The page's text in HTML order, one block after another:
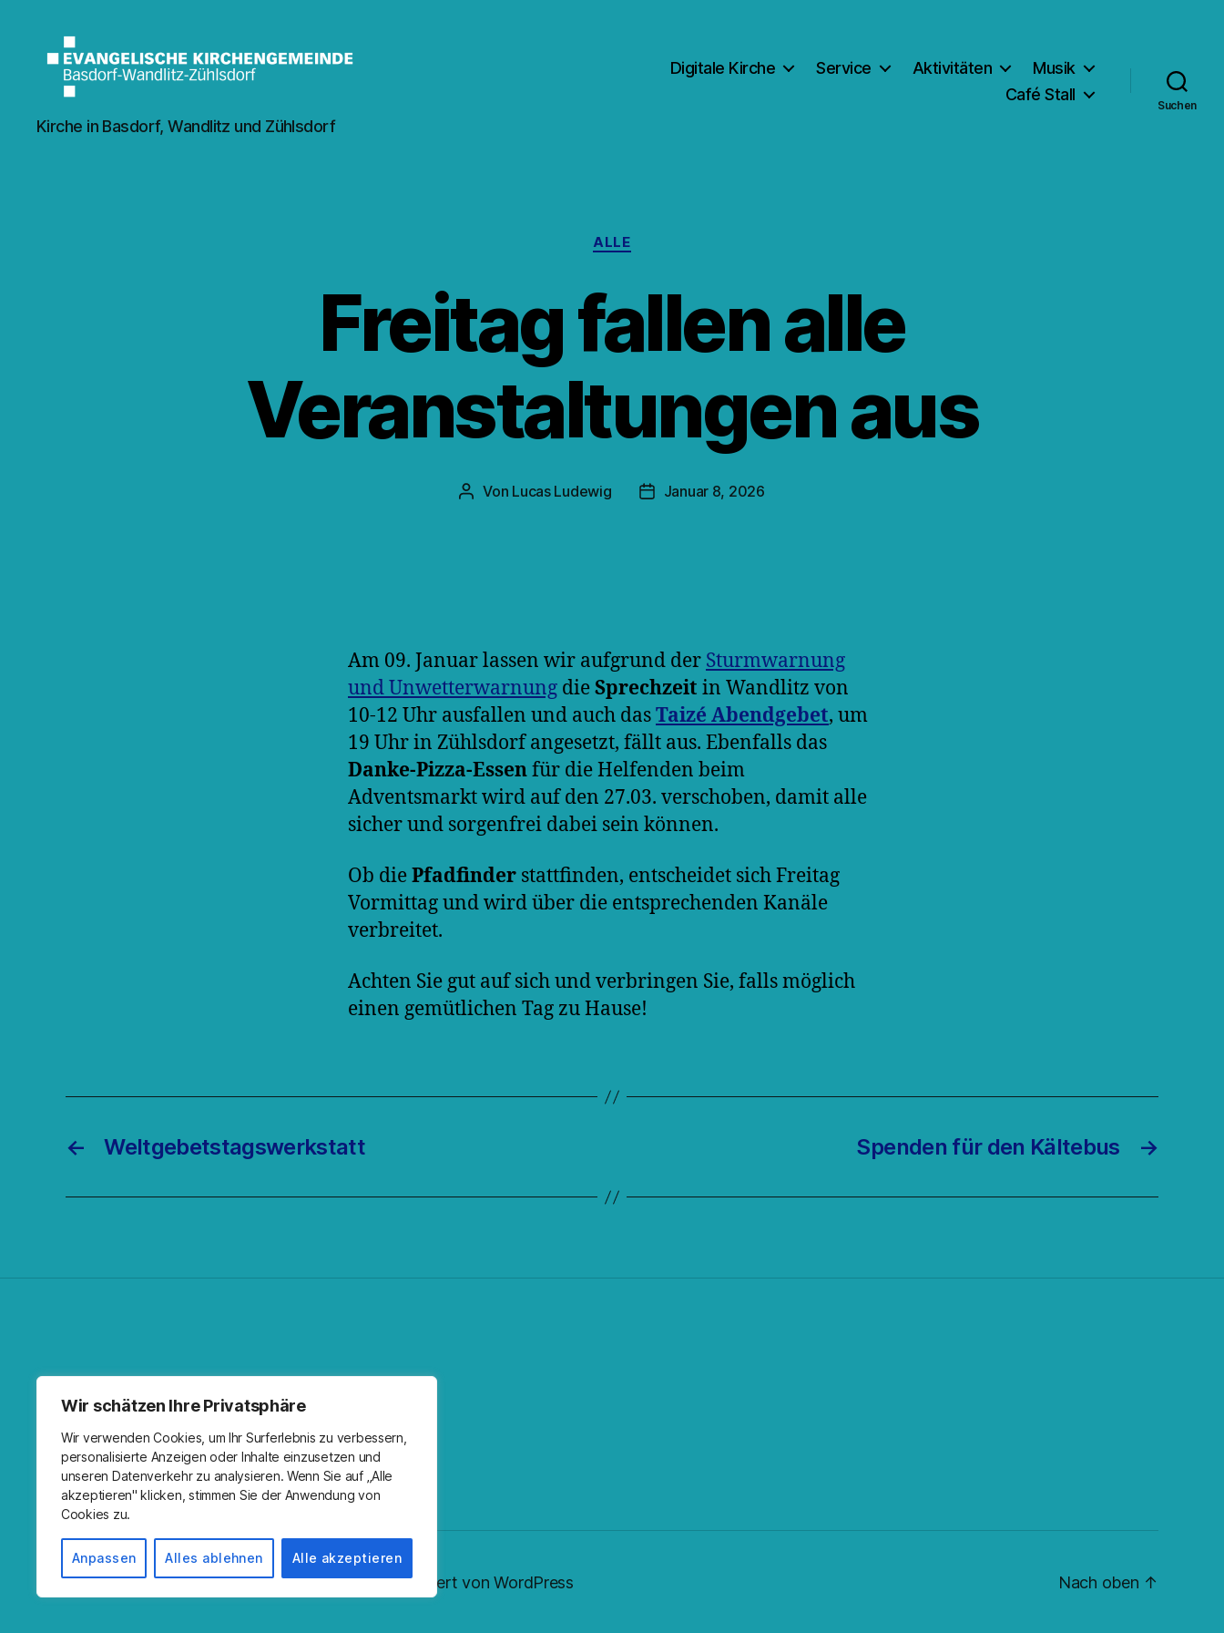
Wir schätzen Ihre Privatsphäre
Wir verwenden Cookies, um Ihr Surferlebnis zu verbessern,
personalisierte Anzeigen oder Inhalte einzusetzen und
unseren Datenverkehr zu analysieren. Wenn Sie auf „Alle
akzeptieren" klicken, stimmen Sie der Anwendung von
Cookies zu.
Anpassen Alles ablehnen Alle akzeptieren
Kirche
Wandlitz
Kirche in Basdorf, Wandlitz und Zühlsdorf
Digitale Kirche Service Aktivitäten
Musik
Café Stall
Suchen
Kategorien
ALLE
Freitag fallen alle
Veranstaltungen aus
Beitragsautor
Von Lucas Ludewig Veröffentlichungsdatum
Januar 8, 2026
Am 09. Januar lassen wir aufgrund der Sturmwarnung
und Unwetterwarnung dieSprechzeit in Wandlitz von
10-12 Uhr ausfallen und auch dasTaizé Abendgebet, um
19 Uhr in Zühlsdorf angesetzt, fällt aus. Ebenfalls das
Danke-Pizza-Essenfür die Helfenden beim
Adventsmarkt wird auf den 27.03. verschoben, damit alle
sicher und sorgenfrei dabei sein können.
Ob diePfadfinder stattfinden, entscheidet sich Freitag
Vormittag und wird über die entsprechenden Kanäle
verbreitet.
Achten Sie gut auf sich und verbringen Sie, falls möglich
einen gemütlichen Tag zu Hause!
← Weltgebetstagswerkstatt →
Spenden für den Kältebus
Facebook
© 2026Kirche Wandlitz Impressum Präsentiert von WordPress Nach oben ↑